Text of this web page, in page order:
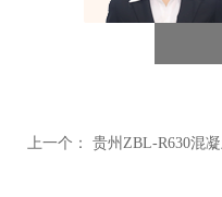
上一个： 贵州ZBL-R630混